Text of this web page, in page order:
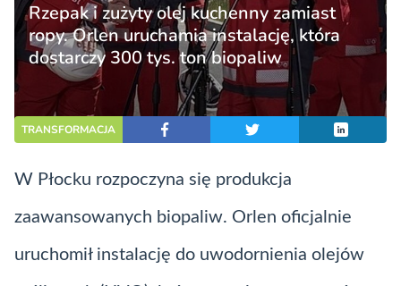
Rzepak i zużyty olej kuchenny zamiast
ropy. Orlen uruchamia instalację, która
dostarczy 300 tys. ton biopaliw
TRANSFORMACJA
W Płocku rozpoczyna się produkcja
zaawansowanych biopaliw. Orlen oficjalnie
uruchomił instalację do uwodornienia olejów